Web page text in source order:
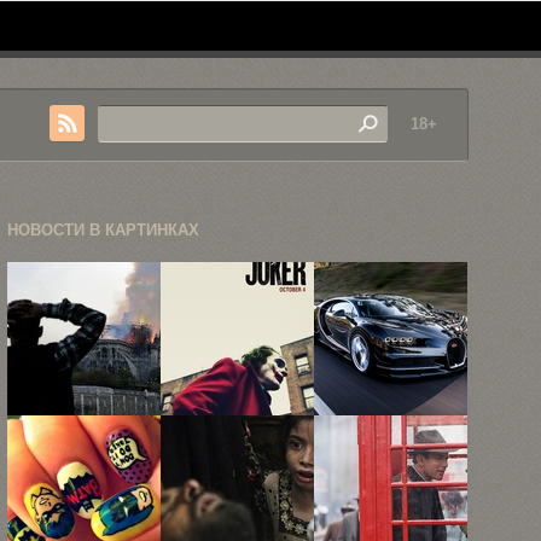
18+
НОВОСТИ В КАРТИНКАХ
Пожар в
соборе Нотр-
Дам-де-Пари
в ...
«Джокер»,
«Ирландец»
и «Однажды
в ...
Невероятный
Bugatti
Chiron за
€2,4 ...